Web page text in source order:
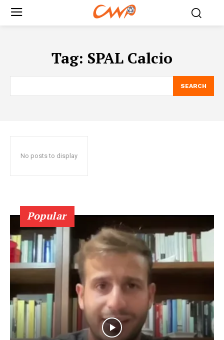
Tag: SPAL Calcio
SEARCH
No posts to display
Popular